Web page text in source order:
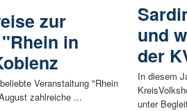
zur
in
Veranstaltung "Rhein
zahlreiche ...
und
der
In diesem
unter